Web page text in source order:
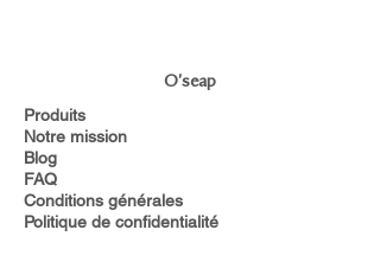
O'seap
Produits
Notre mission
Blog
FAQ
Conditions générales
Politique de confidentialité